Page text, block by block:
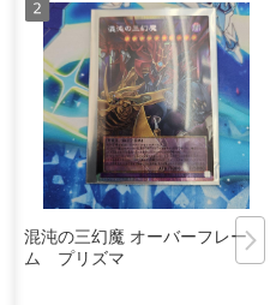
混沌の三幻魔 オーバーフレー
ム プリズマ